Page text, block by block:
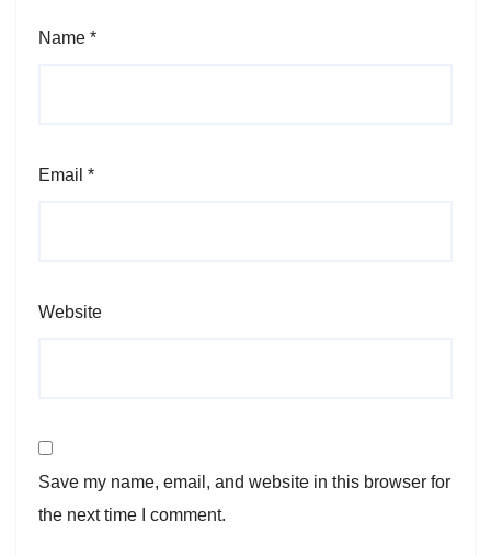
Name *
Email *
Website
Save my name, email, and website in this browser for
the next time I comment.